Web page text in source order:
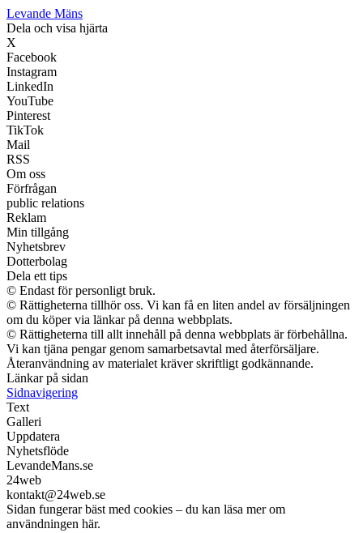
Levande Mäns
Dela och visa hjärta
X
Facebook
Instagram
LinkedIn
YouTube
Pinterest
TikTok
Mail
RSS
Om oss
Förfrågan
public relations
Reklam
Min tillgång
Nyhetsbrev
Dotterbolag
Dela ett tips
© Endast för personligt bruk.
© Rättigheterna tillhör oss. Vi kan få en liten andel av försäljningen
om du köper via länkar på denna webbplats.
© Rättigheterna till allt innehåll på denna webbplats är förbehållna.
Vi kan tjäna pengar genom samarbetsavtal med återförsäljare.
Återanvändning av materialet kräver skriftligt godkännande.
Länkar på sidan
Sidnavigering
Text
Galleri
Uppdatera
Nyhetsflöde
LevandeMans.se
24web
kontakt@24web.se
Sidan fungerar bäst med cookies – du kan läsa mer om
användningen här.